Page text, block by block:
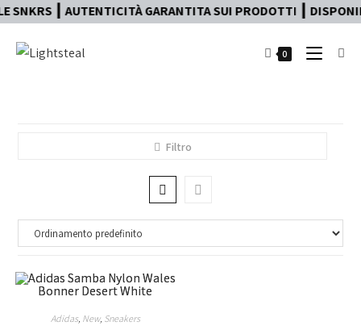
┃ AUTENTICITÀ GARANTITA SUI PRODOTTI ┃
0
Filtro
Adidas, New, Sneakers